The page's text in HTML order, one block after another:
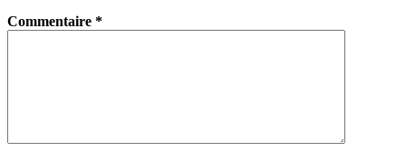
Commentaire *